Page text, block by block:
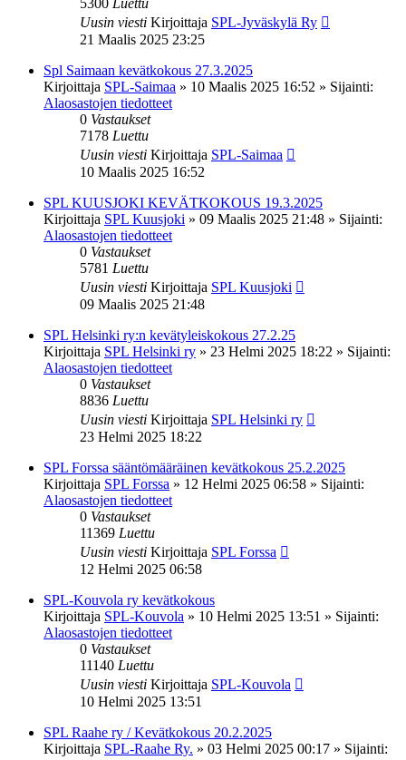
Uusin viesti Kirjoittaja SPL-Jyväskylä Ry
21 Maalis 2025 23:25
Spl Saimaan kevätkokous 27.3.2025
Kirjoittaja SPL-Saimaa » 10 Maalis 2025 16:52 » Sijainti:
Alaosastojen tiedotteet
0 Vastaukset
7178 Luettu
Uusin viesti Kirjoittaja SPL-Saimaa
10 Maalis 2025 16:52
SPL KUUSJOKI KEVÄTKOKOUS 19.3.2025
Kirjoittaja SPL Kuusjoki » 09 Maalis 2025 21:48 » Sijainti:
Alaosastojen tiedotteet
0 Vastaukset
5781 Luettu
Uusin viesti Kirjoittaja SPL Kuusjoki
09 Maalis 2025 21:48
SPL Helsinki ry:n kevätyleiskokous 27.2.25
Kirjoittaja SPL Helsinki ry » 23 Helmi 2025 18:22 » Sijainti:
Alaosastojen tiedotteet
0 Vastaukset
8836 Luettu
Uusin viesti Kirjoittaja SPL Helsinki ry
23 Helmi 2025 18:22
SPL Forssa sääntömääräinen kevätkokous 25.2.2025
Kirjoittaja SPL Forssa » 12 Helmi 2025 06:58 » Sijainti:
Alaosastojen tiedotteet
0 Vastaukset
11369 Luettu
Uusin viesti Kirjoittaja SPL Forssa
12 Helmi 2025 06:58
SPL-Kouvola ry kevätkokous
Kirjoittaja SPL-Kouvola » 10 Helmi 2025 13:51 » Sijainti:
Alaosastojen tiedotteet
0 Vastaukset
11140 Luettu
Uusin viesti Kirjoittaja SPL-Kouvola
10 Helmi 2025 13:51
SPL Raahe ry / Kevätkokous 20.2.2025
Kirjoittaja SPL-Raahe Ry. » 03 Helmi 2025 00:17 » Sijainti: